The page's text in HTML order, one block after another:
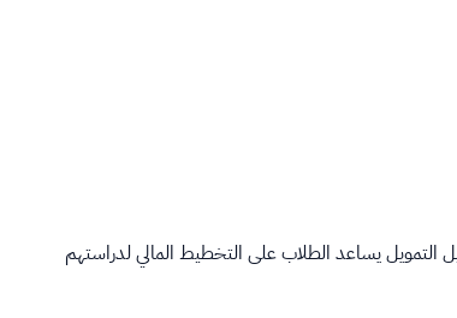
التمويل يساعد الطلاب على التخطيط المالي لدراستهم